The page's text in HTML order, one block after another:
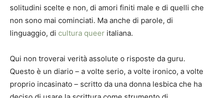
solitudini scelte e non, di amori finiti male e di quelli che
non sono mai cominciati. Ma anche di parole, di
linguaggio, di cultura queer italiana.
Qui non troverai verità assolute o risposte da guru.
Questo è un diario – a volte serio, a volte ironico, a volte
proprio incasinato – scritto da una donna lesbica che ha